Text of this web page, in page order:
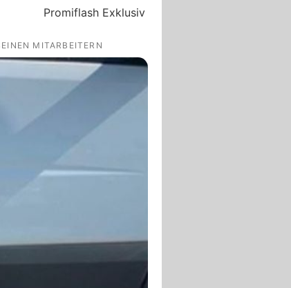
Promiflash Exklusiv
MITARBEITERN